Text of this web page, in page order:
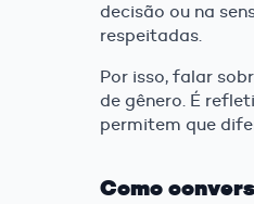
decisão ou na
respeitadas.
Por isso, falar
de gênero. É
permitem que
Como